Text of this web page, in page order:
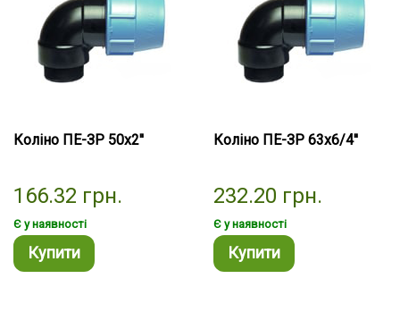
Коліно ПЕ-ЗР 50х2''
166.32 грн.
Є у наявності
Купити
Коліно ПЕ-ЗР 63х6/4''
232.20 грн.
Є у наявності
Купити